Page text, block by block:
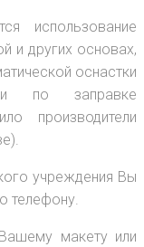
использование
и других основах,
оснастки
по заправке
производители
учреждения Вы
телефону.
макету или